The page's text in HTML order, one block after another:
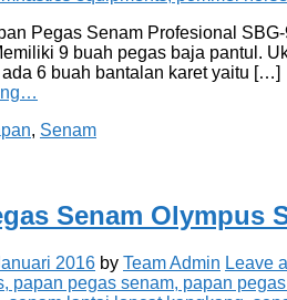
Pegas Senam Profesional
9 buah pegas baja pantul.
6 buah bantalan karet yaitu […]
, Senam
Senam Olympus
2016 by Team Admin Leave